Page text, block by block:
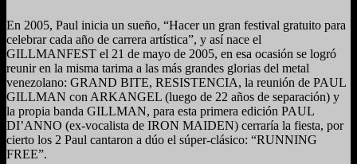
En 2005, Paul inicia un sueño, “Hacer un gran festival gratuito para
celebrar cada año de carrera artística”, y así nace el
GILLMANFEST el 21 de mayo de 2005, en esa ocasión se logró
reunir en la misma tarima a las más grandes glorias del metal
venezolano: GRAND BITE, RESISTENCIA, la reunión de PAUL
GILLMAN con ARKANGEL (luego de 22 años de separación) y
la propia banda GILLMAN, para esta primera edición PAUL
DI’ANNO (ex-vocalista de IRON MAIDEN) cerraría la fiesta, por
cierto los 2 Paul cantaron a dúo el súper-clásico: “RUNNING
FREE”.